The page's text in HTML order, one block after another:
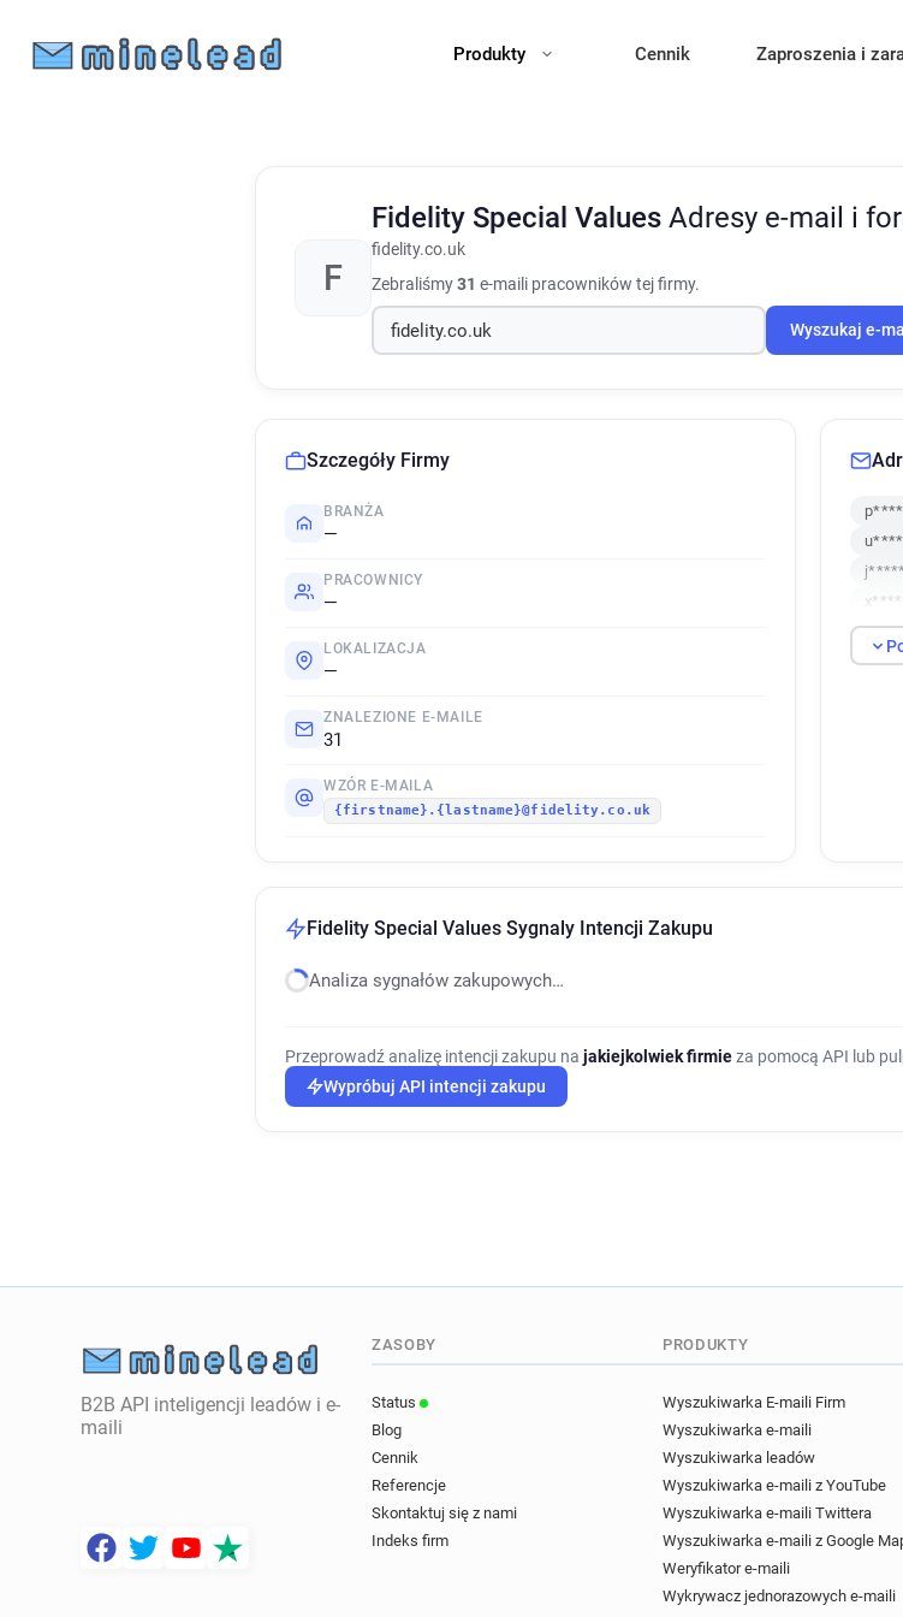
Produkty Cennik Zaproszenia i
F
Fidelity Special Values Adresy e-mail i
fidelity.co.uk
Zebraliśmy31 e-maili pracowników tej firmy.
Wyszukaj e-
Szczegóły Firmy
BRANŻA
—
PRACOWNICY
—
LOKALIZACJA
—
ZNALEZIONE E-MAILE
31
WZÓR E-MAILA
{firstname}.{lastname}@fidelity.co.uk
Fidelity Special Values Sygnaly Intencji Zakupu
Analiza sygnałów zakupowych…
Przeprowadź analizę intencji zakupu na jakiejkolwiek firmieza pomocą API lub
Wypróbuj API intencji zakupu
B2B API inteligencji leadów i e-
maili
ZASOBY
Status
Blog
Cennik
Referencje
Skontaktuj się z nami
Indeks firm
PRODUKTY
Wyszukiwarka E-maili Firm
Wyszukiwarka e-maili
Wyszukiwarka leadów
Wyszukiwarka e-maili z YouTube
Wyszukiwarka e-maili Twittera
Wyszukiwarka e-maili z Google
Weryfikator e-maili
Wykrywacz jednorazowych e-maili